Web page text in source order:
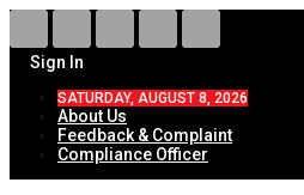
Sign In
SATURDAY, AUGUST 8, 2026
About Us
Feedback & Complaint
Compliance Officer